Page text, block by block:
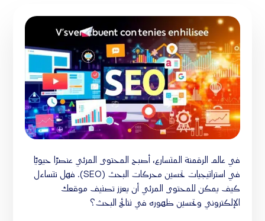
في عالم الرقمنة المتسارع، أصبح المحتوى المرئي عنصرًا حيويًا
في استراتيجيات تحسين محركات البحث (SEO). فهل تتساءل
كيف يمكن للمحتوى المرئي أن يعزز تصنيف موقعك
الإلكتروني وتحسين ظهوره في نتائج البحث؟